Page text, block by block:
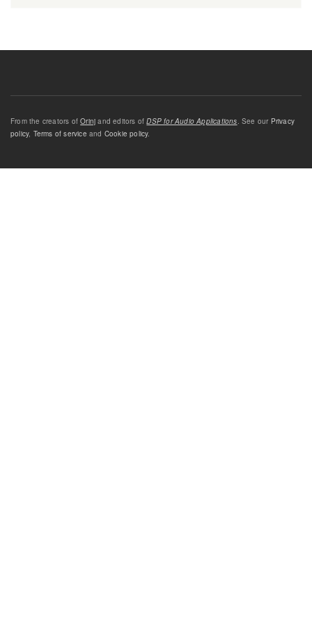
From the creators ofOrinj and editors ofDSP for Audio Applications . See our Privacy
policy, Terms of service and Cookie policy.